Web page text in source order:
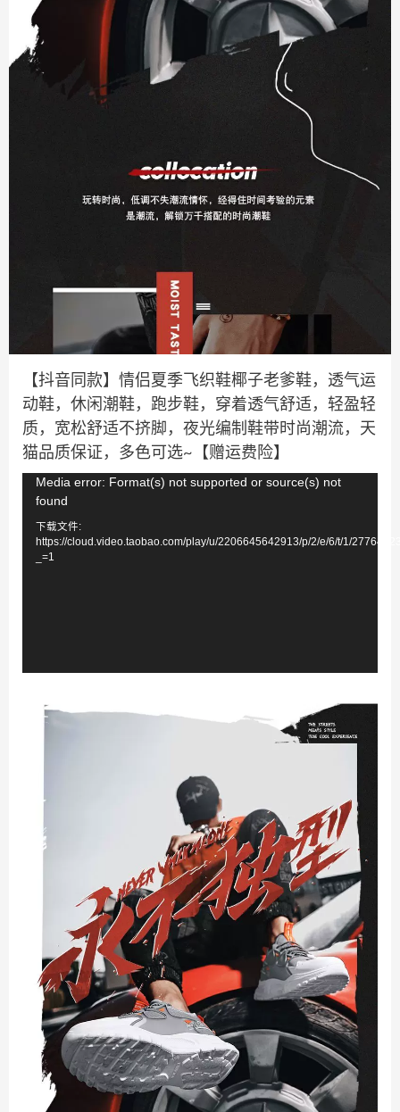
【抖音同款】情侣夏季飞织鞋椰子老爹鞋，透气运
动鞋，休闲潮鞋，跑步鞋，穿着透气舒适，轻盈轻
质，宽松舒适不挤脚，夜光编制鞋带时尚潮流，天
猫品质保证，多色可选~【赠运费险】
视
频
Media error: Format(s) not supported or source(s) not
found
下载文件:
https://cloud.video.taobao.com/play/u/2206645642913/p/2/e/6/t/1/
_=1